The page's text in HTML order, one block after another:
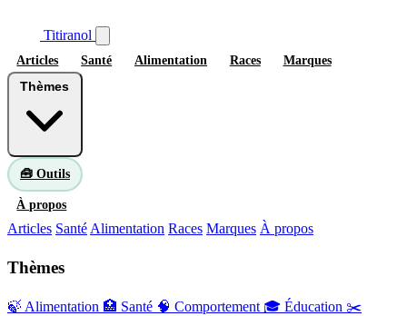
Titiranol
Articles Santé Alimentation Races Marques
🧰 Outils
À propos
Articles Santé Alimentation Races Marques À propos
Thèmes
🍃 Alimentation 🏥 Santé 🧠 Comportement 🎓 Éducation ✂️